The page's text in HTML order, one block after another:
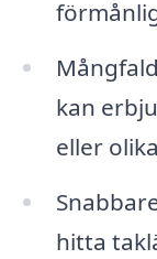
kan
eller
hitta